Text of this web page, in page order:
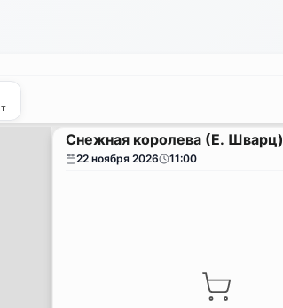
Снежная королева (Е. Шварц)
22 ноября 2026 11:00